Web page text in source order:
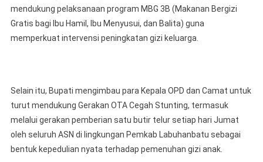
mendukung pelaksanaan program MBG 3B (Makanan Bergizi
Gratis bagi Ibu Hamil, Ibu Menyusui, dan Balita) guna
memperkuat intervensi peningkatan gizi keluarga.
Selain itu, Bupati mengimbau para Kepala OPD dan Camat untuk
turut mendukung Gerakan OTA Cegah Stunting, termasuk
melalui gerakan pemberian satu butir telur setiap hari Jumat
oleh seluruh ASN di lingkungan Pemkab Labuhanbatu sebagai
bentuk kepedulian nyata terhadap pemenuhan gizi anak.